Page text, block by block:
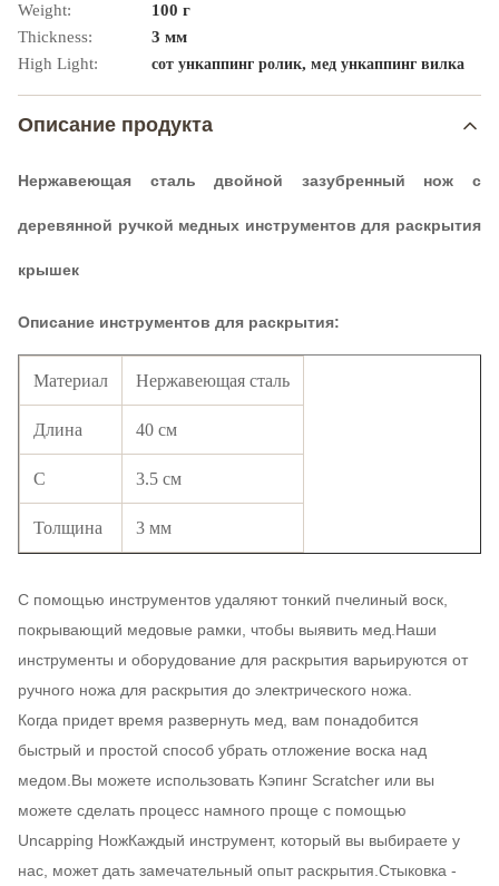
Weight:
100 г
Thickness:
3 мм
High Light:
сот ункаппинг ролик, мед ункаппинг вилка
Описание продукта
Нержавеющая сталь двойной зазубренный нож с
деревянной ручкой медных инструментов для раскрытия
крышек
Описание инструментов для раскрытия:
Материал Нержавеющая сталь
Длина 40 см
С 3.5 см
Толщина 3 мм
С помощью инструментов удаляют тонкий пчелиный воск,
покрывающий медовые рамки, чтобы выявить мед.Наши
инструменты и оборудование для раскрытия варьируются от
ручного ножа для раскрытия до электрического ножа.
Когда придет время развернуть мед, вам понадобится
быстрый и простой способ убрать отложение воска над
медом.Вы можете использовать Кэпинг Scratcher или вы
можете сделать процесс намного проще с помощью
Uncapping НожКаждый инструмент, который вы выбираете у
нас, может дать замечательный опыт раскрытия.Стыковка -